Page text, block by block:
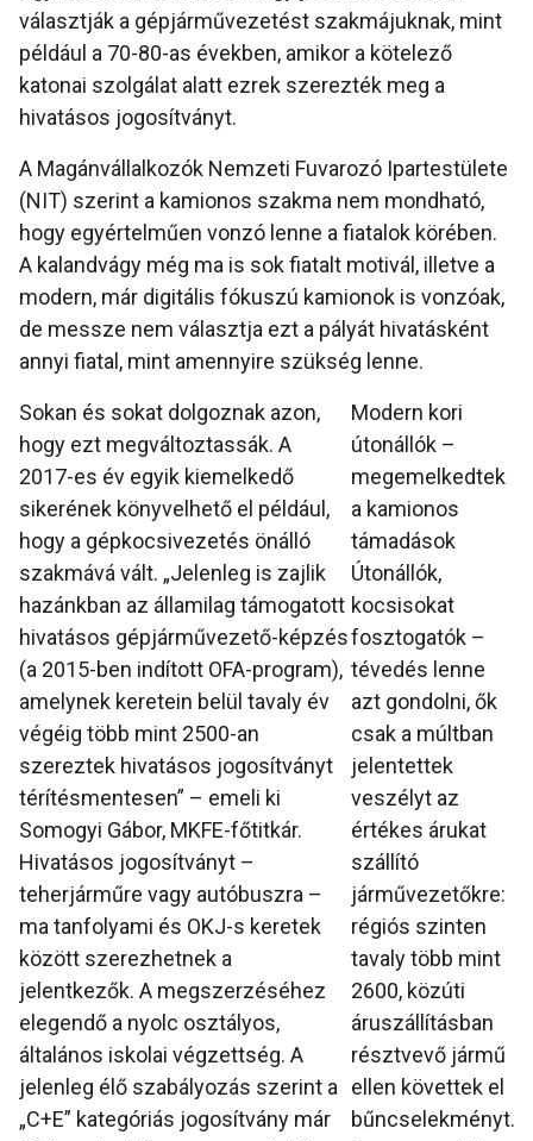
választják a gépjárművezetést szakmájuknak, mint
például a 70-80-as években, amikor a kötelező
katonai szolgálat alatt ezrek szerezték meg a
hivatásos jogosítványt.
A Magánvállalkozók Nemzeti Fuvarozó Ipartestülete
(NIT) szerint a kamionos szakma nem mondható,
hogy egyértelműen vonzó lenne a fiatalok körében.
A kalandvágy még ma is sok fiatalt motivál, illetve a
modern, már digitális fókuszú kamionok is vonzóak,
de messze nem választja ezt a pályát hivatásként
annyi fiatal, mint amennyire szükség lenne.
Modern kori
útonállók –
megemelkedtek
a kamionos
támadások
Útonállók,
kocsisokat
fosztogatók –
tévedés lenne
azt gondolni, ők
csak a múltban
jelentettek
veszélyt az
értékes árukat
szállító
járművezetőkre:
régiós szinten
tavaly több mint
2600, közúti
áruszállításban
résztvevő jármű
ellen követtek el
bűncselekményt.
Sokan és sokat dolgoznak azon,
hogy ezt megváltoztassák. A
2017-es év egyik kiemelkedő
sikerének könyvelhető el például,
hogy a gépkocsivezetés önálló
szakmává vált. „Jelenleg is zajlik
hazánkban az államilag támogatott
hivatásos gépjárművezető-képzés
(a 2015-ben indított OFA-program),
amelynek keretein belül tavaly év
végéig több mint 2500-an
szereztek hivatásos jogosítványt
térítésmentesen” – emeli ki
Somogyi Gábor, MKFE-főtitkár.
Hivatásos jogosítványt –
teherjárműre vagy autóbuszra –
ma tanfolyami és OKJ-s keretek
között szerezhetnek a
jelentkezők. A megszerzéséhez
elegendő a nyolc osztályos,
általános iskolai végzettség. A
jelenleg élő szabályozás szerint a
„C+E” kategóriás jogosítvány már